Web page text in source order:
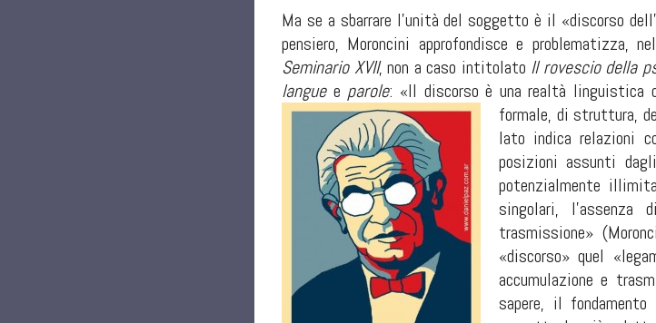
Ma se a sbarrare l'unità del soggetto è il «discorso
pensiero, Moroncini approfondisce e
Seminario XVII, non a caso intitolato Il rovescio della
languee parole: «Il discorso è una realtà linguistica
formale, di struttura,
lato indica relazioni
posizioni assunti
potenzialmente
singolari, l'assenza
trasmissione»
«discorso» quel
accumulazione e
sapere, il